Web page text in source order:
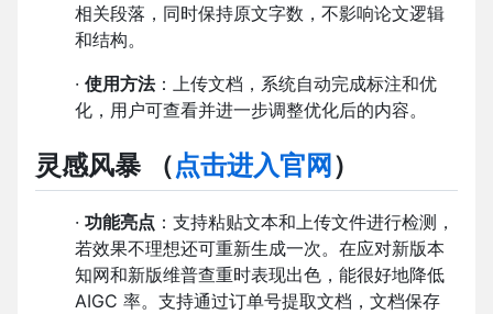
相关段落，同时保持原文字数，不影响论文逻辑
和结构。
· 使用方法：上传文档，系统自动完成标注和优
化，用户可查看并进一步调整优化后的内容。
灵感风暴（点击进入官网）
· 功能亮点 ：支持粘贴文本和上传文件进行检测，
若效果不理想还可重新生成一次。在应对新版本
知网和新版维普查重时表现出色，能很好地降低
AIGC 率。支持通过订单号提取文档，文档保存